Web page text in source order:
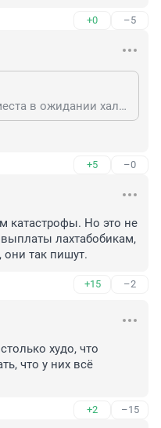
+0 –5
что ждуны? заняли свои места в ожидании халявного чуда? а чуда никакого не произойдёт. все договорённости соблюдаются в соответствии с оговоренным стратегическим планом. кхе-кхе. чик-пок, буль-буль, кап-кап. хе-хе.
+5 –0
катастрофы. Но это не
лахтабобикам,
так пишут.
+15 –2
худо, что
что у них всё
+2 –15